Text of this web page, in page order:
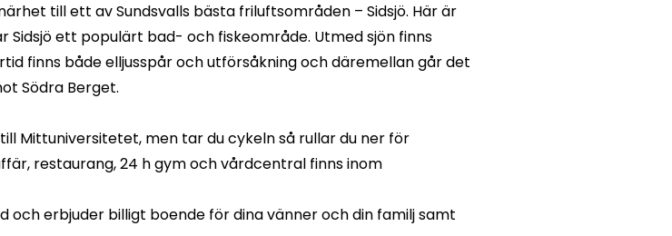
till ett av Sundsvalls bästa friluftsområden – Sidsjö. Här är
ett populärt bad- och fiskeområde. Utmed sjön finns
finns både elljusspår och utförsåkning och däremellan går det
Södra Berget.
Mittuniversitetet, men tar du cykeln så rullar du ner för
restaurang, 24 h gym och vårdcentral finns inom
och erbjuder billigt boende för dina vänner och din familj samt